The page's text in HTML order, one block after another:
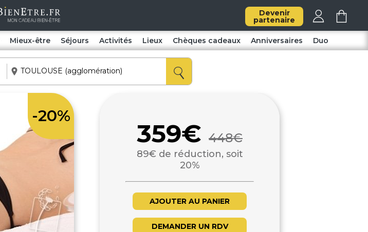
Devenir
partenaire
Mieux-être Séjours Activités Lieux Chèques cadeaux Anniversaires Duo
-20%
359€ 448€
89€ de réduction, soit
20%
AJOUTER AU PANIER
DEMANDER UN RDV